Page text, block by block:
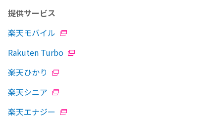
提供サービス
楽天モバイル
Rakuten Turbo
楽天ひかり
楽天シニア
楽天エナジー